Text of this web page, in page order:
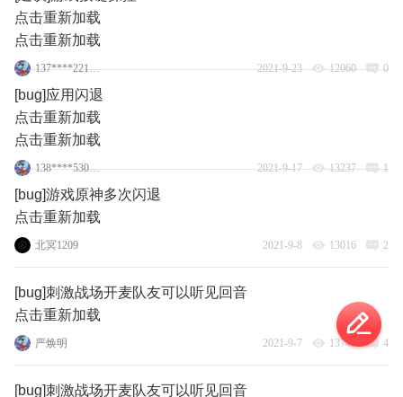
点击重新加载
点击重新加载
137****2216_2 2021-9-23 12060 0
[bug]应用闪退
点击重新加载
点击重新加载
138****5304_31 2021-9-17 13237 1
[bug]游戏原神多次闪退
点击重新加载
北冥1209 2021-9-8 13016 2
[bug]刺激战场开麦队友可以听见回音
点击重新加载
严焕明 2021-9-7 13743 4
[bug]刺激战场开麦队友可以听见回音